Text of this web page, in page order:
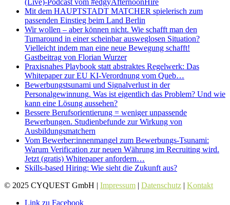
(Live)-Podcast vom #edgyAfternoonHire
Mit dem HAUPTSTADT MATCHER spielerisch zum
passenden Einstieg beim Land Berlin
Wir wollen – aber können nicht. Wie schafft man den
Turnaround in einer scheinbar ausweglosen Situation?
Vielleicht indem man eine neue Bewegung schafft!
Gastbeitrag von Florian Wurzer
Praxisnahes Playbook statt abstraktes Regelwerk: Das
Whitepaper zur EU KI-Verordnung vom Queb…
Bewerbungstsunami und Signalverlust in der
Personalgewinnung. Was ist eigentlich das Problem? Und wie
kann eine Lösung aussehen?
Bessere Berufsorientierung = weniger unpassende
Bewerbungen. Studienbefunde zur Wirkung von
Ausbildungsmatchern
Vom Bewerber:innenmangel zum Bewerbungs-Tsunami:
Warum Verification zur neuen Währung im Recruiting wird.
Jetzt (gratis) Whitepaper anfordern…
Skills-based Hiring: Wie sieht die Zukunft aus?
© 2025 CYQUEST GmbH | Impressum | Datenschutz | Kontakt
Link zu Facebook